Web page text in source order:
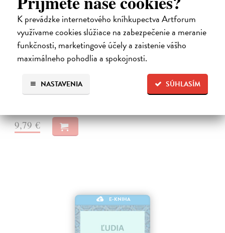
K prevádzke internetového kníhkupectva Artforum
využívame cookies slúžiace na zabezpečenie a meranie
funkčnosti, marketingové účely a zaistenie vášho
maximálneho pohodlia a spokojnosti.
SÚHLASÍM
NASTAVENIA
Neuromant
Gibson William| Elektronická kniha
budúcnosti Matrix je svet vo svete, globálny konsenzus, prelud,
vyjadrenie každého jedného dátového bajtu v kyberpriestore. Henry…
9,79 €
E-KNIHA